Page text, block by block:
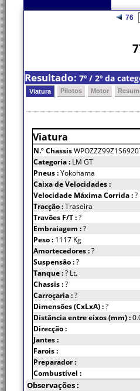
76
Resultado: 7º / 2º da
Viatura Pilotos Motor
Viatura
N.º Chassis
Categoria : LM GT
Pneus :Yokohama
Caixa de Velocidades :
Velocidade Máxima Corrida :
Tracção :Traseira
Travões F/T :?
Embraiagem :?
Peso : 1117 Kg
Amortecedores :?
Suspensão :?
Tanque :? Lt.
Chassis :?
Carroçaria :?
Dimensões (CxLxA) :?
Distância entre eixos (mm) :
Direcção :
Jantes :
Farois :
Preparador :
Combustível :
Observações :